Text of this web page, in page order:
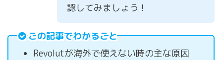
認してみましょう！
この記事でわかること
Revolutが海外で使えない時の主な原因